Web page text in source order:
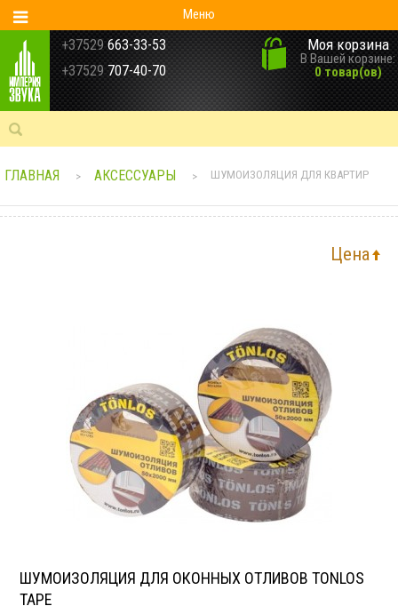
Меню
+37529 663-33-53
+37529 707-40-70
Моя корзина
В Вашей корзине:
0 товар(ов)
ГЛАВНАЯ > АКСЕССУАРЫ > ШУМОИЗОЛЯЦИЯ ДЛЯ КВАРТИР
Цена
ШУМОИЗОЛЯЦИЯ ДЛЯ ОКОННЫХ ОТЛИВОВ TONLOS
TAPE